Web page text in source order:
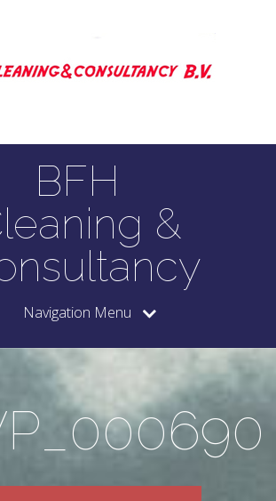
BFH
&
Navigation Menu